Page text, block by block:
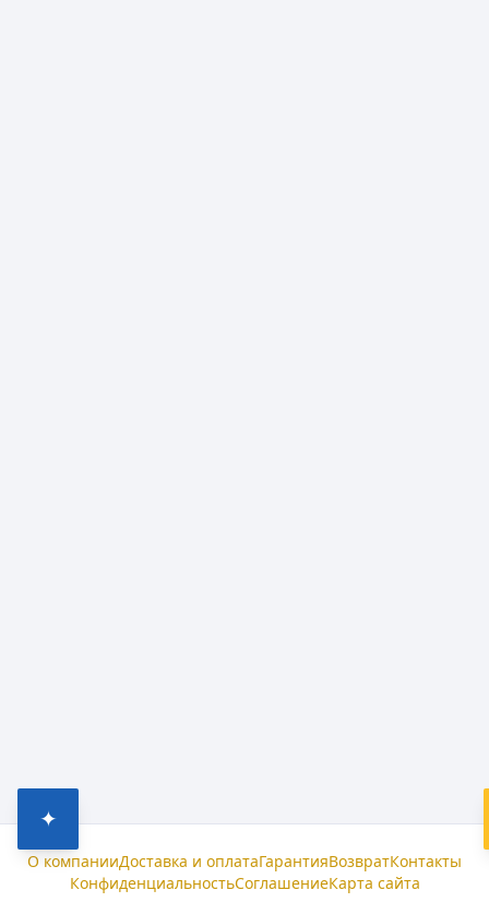
✦
О компанииДоставка и оплатаГарантияВозвратКонтакты
КонфиденциальностьСоглашениеКарта сайта